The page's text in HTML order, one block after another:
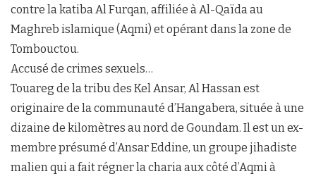
contre la katiba Al Furqan, affiliée à Al-Qaïda au
Maghreb islamique (Aqmi) et opérant dans la zone de
Tombouctou.
Accusé de crimes sexuels…
Touareg de la tribu des Kel Ansar, Al Hassan est
originaire de la communauté d’Hangabera, située à une
dizaine de kilomètres au nord de Goundam. Il est un ex-
membre présumé d’Ansar Eddine, un groupe jihadiste
malien qui a fait régner la charia aux côté d’Aqmi à